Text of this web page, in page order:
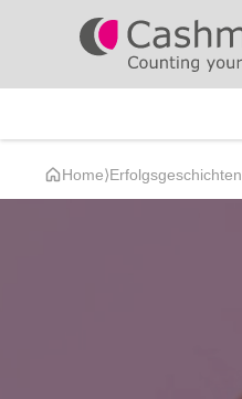
Home⟩Erfolgsgeschichten